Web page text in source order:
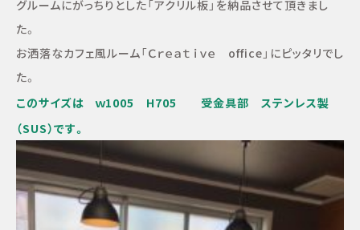
グルームにがっちりとした「アクリル板」を納品させて頂きまし
た。
お洒落なカフェ風ルーム「Ｃｒｅａｔｉｖｅ office」にピッタリでし
た。
このサイズは ｗ1005 H705 受金具部 ステンレス製
（SUS）です。